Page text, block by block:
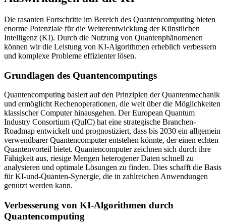
Die rasanten Fortschritte im Bereich des Quantencomputing bieten
enorme Potenziale für die Weiterentwicklung der Künstlichen
Intelligenz (KI). Durch die Nutzung von Quantenphänomenen
können wir die Leistung von KI-Algorithmen erheblich verbessern
und komplexe Probleme effizienter lösen.
Grundlagen des Quantencomputings
Quantencomputing basiert auf den Prinzipien der Quantenmechanik
und ermöglicht Rechenoperationen, die weit über die Möglichkeiten
klassischer Computer hinausgehen. Der European Quantum
Industry Consortium (QuIC) hat eine strategische Branchen-
Roadmap entwickelt und prognostiziert, dass bis 2030 ein allgemein
verwendbarer Quantencomputer entstehen könnte, der einen echten
Quantenvorteil bietet. Quantencomputer zeichnen sich durch ihre
Fähigkeit aus, riesige Mengen heterogener Daten schnell zu
analysieren und optimale Lösungen zu finden. Dies schafft die Basis
für KI-und-Quanten-Synergie, die in zahlreichen Anwendungen
genutzt werden kann.
Verbesserung von KI-Algorithmen durch
Quantencomputing